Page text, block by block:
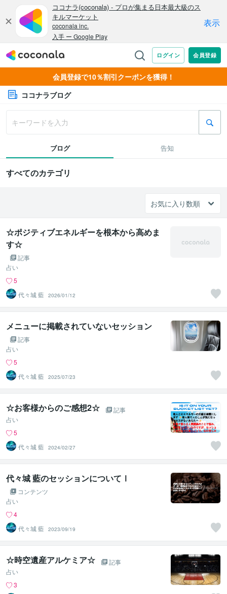
会員登録で10％割引クーポンを獲得！
ココナラブログ
ブログ 告知
すべてのカテゴリ
☆ポジティブエネルギーを根本から高めま
す☆
記事
占い
5
代々城 藍 2026/01/12
メニューに掲載されていないセッション
記事
占い
5
代々城 藍 2025/07/23
☆お客様からのご感想2☆
記事
占い
5
代々城 藍 2024/02/27
代々城 藍のセッションについてⅠ
コンテンツ
占い
4
代々城 藍 2023/09/19
☆時空遺産アルケミア☆
記事
占い
3